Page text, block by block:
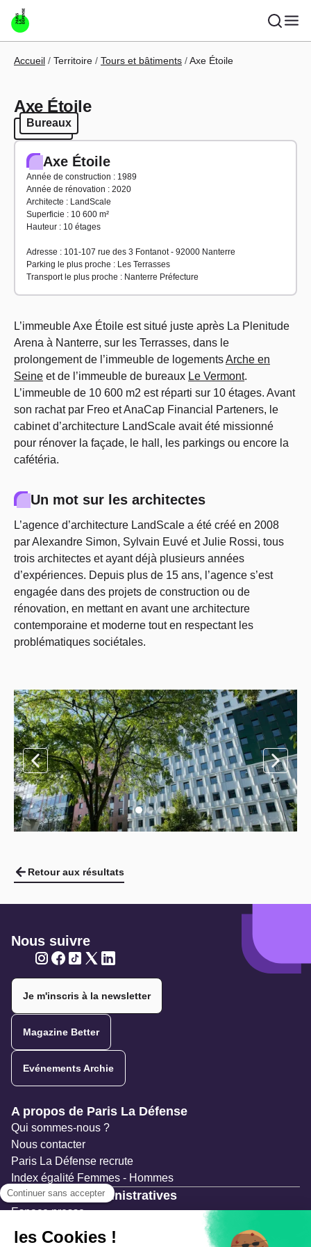
Aller au contenu principal
Fil d'Ariane
Accueil Territoire Tours et bâtiments Axe Étoile
Axe Étoile
Bureaux
Bureaux
Axe Étoile
Année de construction : 1989
Année de rénovation : 2020
Architecte : LandScale
Superficie : 10 600 m²
Hauteur : 10 étages
Adresse : 101-107 rue des 3 Fontanot - 92000 Nanterre
Parking le plus proche : Les Terrasses
Transport le plus proche : Nanterre Préfecture
L’immeuble Axe Étoile est situé juste après La Plenitude
Arena à Nanterre, sur les Terrasses, dans le
prolongement de l’immeuble de logementsArche en
Seine et de l’immeuble de bureaux Le Vermont.
L’immeuble de 10 600 m2 est réparti sur 10 étages. Avant
son rachat par Freo et AnaCap Financial Parteners, le
cabinet d’architecture LandScale avait été missionné
pour rénover la façade, le hall, les parkings ou encore la
cafétéria.
Un mot sur les architectes
L’agence d’architecture LandScale a été créé en 2008
par Alexandre Simon, Sylvain Euvé et Julie Rossi, tous
trois architectes et ayant déjà plusieurs années
d’expériences. Depuis plus de 15 ans, l’agence s’est
engagée dans des projets de construction ou de
rénovation, en mettant en avant une architecture
contemporaine et moderne tout en respectant les
problématiques sociétales.
Retour aux résultats
Nous suivre
Je m'inscris à la newsletter
Magazine Better
Evénements Archie
Navigation secondaire
A propos de Paris La Défense
Qui sommes-nous ?
Nous contacter
Paris La Défense recrute
Index égalité Femmes - Hommes
Ressources administratives
Espace presse
Documentation